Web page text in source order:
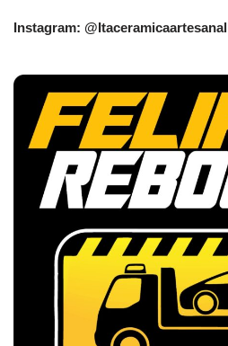
Instagram: @Itaceramicaartesanal